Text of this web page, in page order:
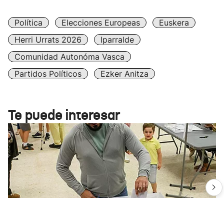
Política Elecciones Europeas
Euskera
Herri Urrats 2026
Iparralde
Comunidad Autonóma Vasca
Partidos Políticos
Ezker Anitza
Te puede interesar